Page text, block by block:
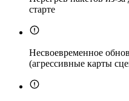
старте
Несвоевременное
(агрессивные карты